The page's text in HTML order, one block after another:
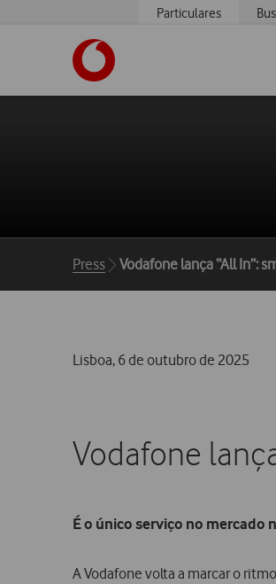
Particulares
Breadcrumbs
Press Vodafone lança “All In”:
Lisboa, 6 de outubro de 2025
Vodafone
É o único serviço no mercado
A Vodafone volta a marcar o